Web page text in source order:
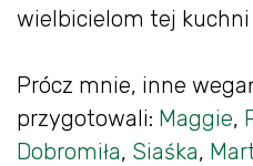
wielbicielom tej kuchni
Prócz mnie, inne
przygotowali: Maggie,
Dobromiła, Siaśka,